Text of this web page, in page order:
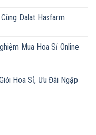
Dalat Hasfarm
Mua Hoa Sỉ Online
Hoa Sỉ, Ưu Đãi Ngập